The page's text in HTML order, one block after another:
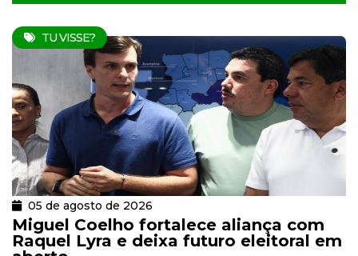
TU VISSE?
05 de agosto de 2026
Miguel Coelho fortalece aliança com
Raquel Lyra e deixa futuro eleitoral em